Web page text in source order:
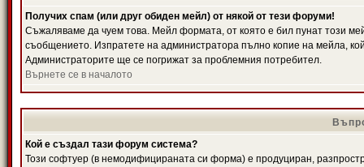
Получих спам (или друг обиден мейл) от някой от тези форуми!
Съжаляваме да чуем това. Мейл формата, от която е бил пунат този
съобщението. Изпратете на администратора пълно копие на мейла,
Администраторите ще се погрижат за проблемния потребител.
Върнете се в началото
Кой е създал тази форум система?
Този софтуер (в немодифицираната си форма) е продуциран,